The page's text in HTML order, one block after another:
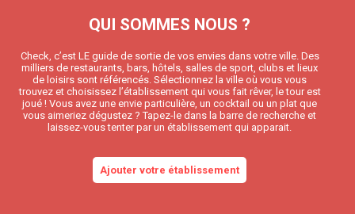
QUI SOMMES NOUS ?
Check, c’est LE guide de sortie de vos envies dans votre ville. Des
milliers de restaurants, bars, hôtels, salles de sport, clubs et lieux
de loisirs sont référencés. Sélectionnez la ville où vous vous
trouvez et choisissez l’établissement qui vous fait rêver, le tour est
joué ! Vous avez une envie particulière, un cocktail ou un plat que
vous aimeriez dégustez ? Tapez-le dans la barre de recherche et
laissez-vous tenter par un établissement qui apparait.
Ajouter votre établissement